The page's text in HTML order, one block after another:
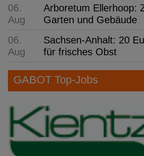
06.
Aug
Arboretum Ellerhoop:
Garten und Gebäude
06.
Aug
Sachsen-Anhalt: 20
für frisches Obst
GABOT Top-Jobs